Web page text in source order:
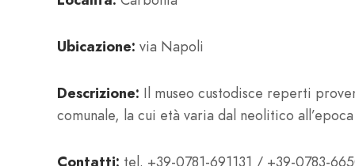
Ubicazione: via Napoli
Descrizione: Il museo custodisce reperti
comunale, la cui età varia dal neolitico
Contatti: tel. +39-0781-691131 / +39-0783-